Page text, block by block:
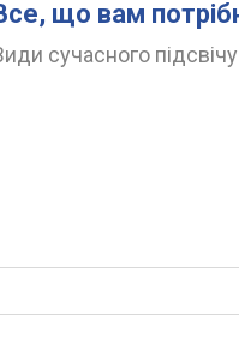
що вам
сучасного